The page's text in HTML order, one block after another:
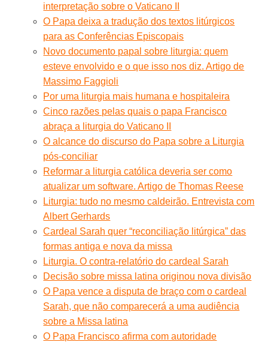
interpretação sobre o Vaticano II
O Papa deixa a tradução dos textos litúrgicos
para as Conferências Episcopais
Novo documento papal sobre liturgia: quem
esteve envolvido e o que isso nos diz. Artigo de
Massimo Faggioli
Por uma liturgia mais humana e hospitaleira
Cinco razões pelas quais o papa Francisco
abraça a liturgia do Vaticano II
O alcance do discurso do Papa sobre a Liturgia
pós-conciliar
Reformar a liturgia católica deveria ser como
atualizar um software. Artigo de Thomas Reese
Liturgia: tudo no mesmo caldeirão. Entrevista com
Albert Gerhards
Cardeal Sarah quer “reconciliação litúrgica” das
formas antiga e nova da missa
Liturgia. O contra-relatório do cardeal Sarah
Decisão sobre missa latina originou nova divisão
O Papa vence a disputa de braço com o cardeal
Sarah, que não comparecerá a uma audiência
sobre a Missa latina
O Papa Francisco afirma com autoridade